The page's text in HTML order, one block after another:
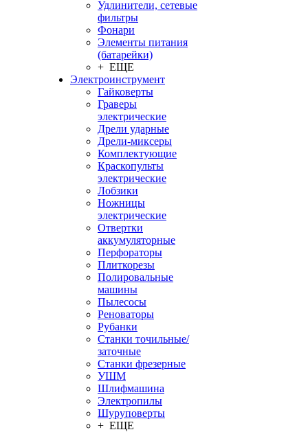
Удлинители, сетевые
фильтры
Фонари
Элементы питания
(батарейки)
+ ЕЩЕ
Электроинструмент
Гайковерты
Граверы
электрические
Дрели ударные
Дрели-миксеры
Комплектующие
Краскопульты
электрические
Лобзики
Ножницы
электрические
Отвертки
аккумуляторные
Перфораторы
Плиткорезы
Полировальные
машины
Пылесосы
Реноваторы
Рубанки
Станки точильные/
заточные
Станки фрезерные
УШМ
Шлифмашина
Электропилы
Шуруповерты
+ ЕЩЕ